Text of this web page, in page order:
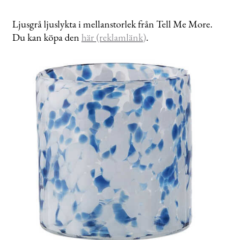
Ljusgrå ljuslykta i mellanstorlek från Tell Me More.
Du kan köpa denhär (reklamlänk).